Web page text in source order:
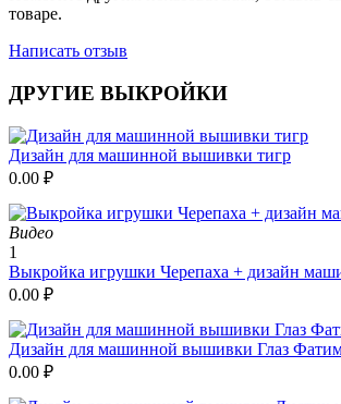
товаре.
Написать отзыв
ДРУГИЕ ВЫКРОЙКИ
Дизайн для машинной вышивки тигр
0.00 ₽
Видео
1
Выкройка игрушки Черепаха + дизайн
0.00 ₽
Дизайн для машинной вышивки Глаз
0.00 ₽